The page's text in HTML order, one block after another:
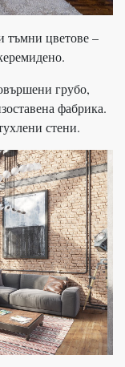
тъмни цветове –
грубо,
фабрика.
стени.